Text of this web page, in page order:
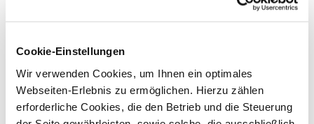
Cookie-Einstellungen
Wir verwenden Cookies, um Ihnen ein optimales
Webseiten-Erlebnis zu ermöglichen. Hierzu zählen
erforderliche Cookies, die den Betrieb und die Steuerung
Marktplatz Coburg
96450 Coburg
Webseite:veranstaltungen.coburg-
rennsteig.de/details/veranstaltung/hightlights-des-
coburger-landes-per-rad-entdecken.html